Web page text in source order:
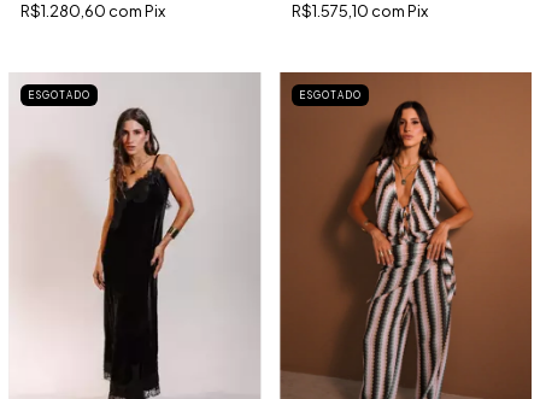
R$1.280,60 comPix R$1.575,10 comPix
ESGOTADO ESGOTADO